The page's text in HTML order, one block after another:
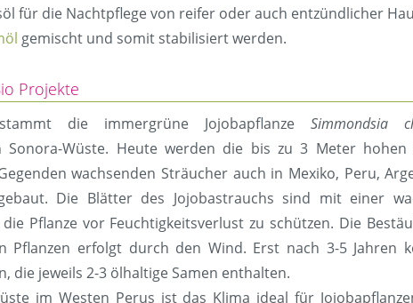
für die Nachtpflege von reifer oder auch entzündlicher
gemischt und somit stabilisiert werden.
Projekte
die immergrüne Jojobapflanze Simmondsia
Sonora-Wüste. Heute werden die bis zu 3 Meter
wachsenden Sträucher auch in Mexiko, Peru,
Die Blätter des Jojobastrauchs sind mit einer
Pflanze vor Feuchtigkeitsverlust zu schützen. Die
Pflanzen erfolgt durch den Wind. Erst nach 3-5 Jahren
die jeweils 2-3 ölhaltige Samen enthalten.
im Westen Perus ist das Klima ideal für